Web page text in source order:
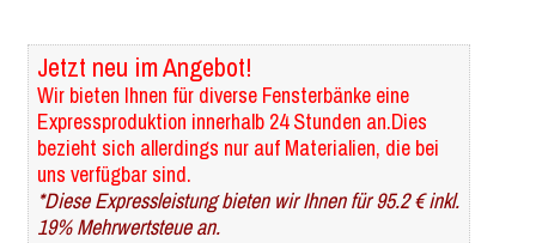
Jetzt neu im Angebot!
Wir bieten Ihnen für diverse Fensterbänke eine
Expressproduktion innerhalb 24 Stunden an.Dies
bezieht sich allerdings nur auf Materialien, die bei
uns verfügbar sind.
*Diese Expressleistung bieten wir Ihnen für 95.2 € inkl.
19% Mehrwertsteue an.